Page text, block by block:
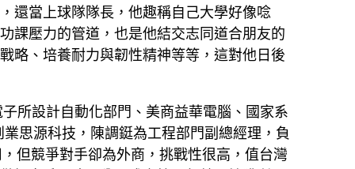
還當上球隊隊長，他趣稱自己大學好像唸
課壓力的管道，也是他結交志同道合朋友的
略、培養耐力與韌性精神等等，這對他日後
所設計自動化部門、美商益華電腦、國家系
思源科技，陳調鋌為工程部門副總經理，負
但競爭對手卻為外商，挑戰性很高，值台灣